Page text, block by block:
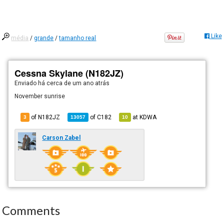
média /grande /tamanho real Like
Cessna Skylane (N182JZ)
Enviado há cerca de um ano atrás
November sunrise
3 of N182JZ 13057 ofC182 10 atKDWA
Carson Zabel
Comments